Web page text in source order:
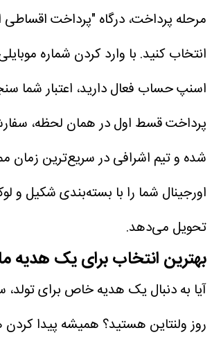
مرحله پرداخت، درگاه "پرداخت
انتخاب کنید. با وارد کردن شماره
اسنپ حساب فعال دارید، اعتبار شما
پرداخت قسط اول در همان لحظه،
شده و تیم اشرافی در سریع‌ترین زمان
اورجینال شما را با بسته‌بندی شکیل و
تحویل می‌دهد.
بهترین انتخاب برای یک هدیه
آیا به دنبال یک هدیه خاص برای تولد،
روز ولنتاین هستید؟ همیشه پیدا